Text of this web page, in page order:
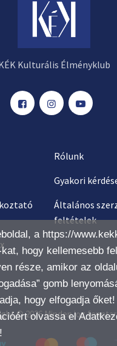
Kulturális Élményklub
Rólunk
Gyakori
Általános
feltételek
© 2026 Minden jog
a https://
hogy kellemesebb
része, amikor az
gomb
hogy elfogadja őket!
olvassa el
!